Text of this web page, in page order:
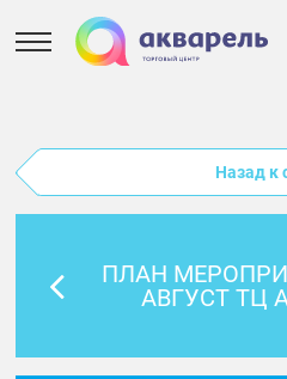
Назад к
ПЛАН
АВГУСТ ТЦ